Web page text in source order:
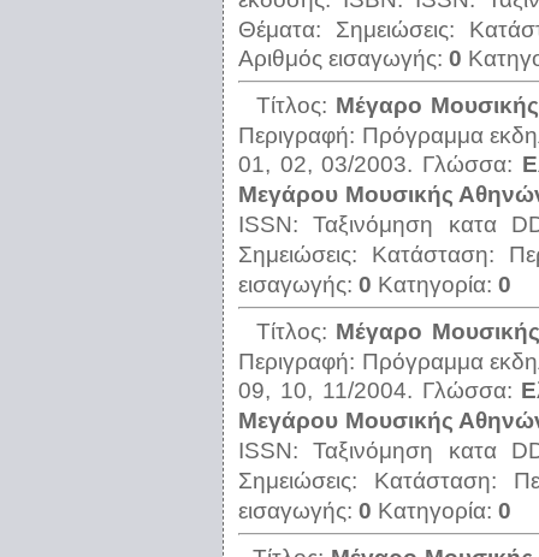
Θέματα: Σημειώσεις:
Αριθμός εισαγωγής: 0
Τίτλος: Μέγαρο
Περιγραφή: Πρόγραμμα
01, 02, 03/2003. Γλώσσα:
Μεγάρου Μουσικής
ISSN:Ταξινόμηση κατα
Σημειώσεις: Κατάσταση:
εισαγωγής: 0 Κατηγορία: 0
Τίτλος: Μέγαρο
Περιγραφή: Πρόγραμμα
09, 10, 11/2004. Γλώσσα:
Μεγάρου Μουσικής
ISSN:Ταξινόμηση κατα
Σημειώσεις: Κατάσταση:
εισαγωγής: 0 Κατηγορία: 0